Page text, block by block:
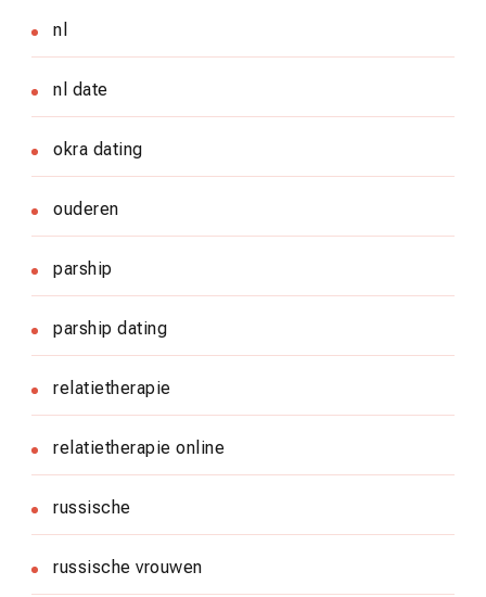
nl
nl date
okra dating
ouderen
parship
parship dating
relatietherapie
relatietherapie online
russische
russische vrouwen